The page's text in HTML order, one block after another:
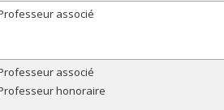
associé
associé
honoraire